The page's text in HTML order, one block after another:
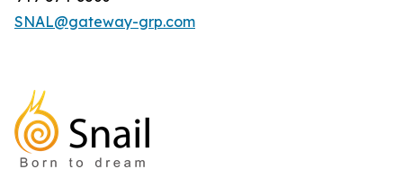
SNAL@gateway-grp.com